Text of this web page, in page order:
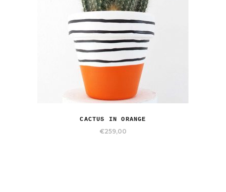
CACTUS IN ORANGE
€259,00